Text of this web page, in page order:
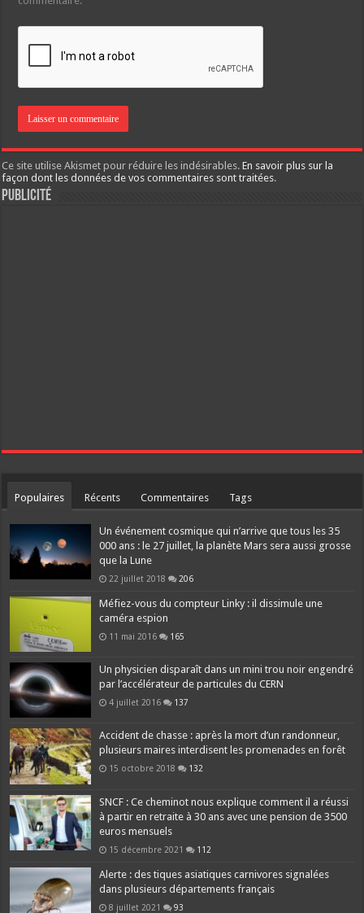
Ce site utilise Akismet pour réduire les indésirables.En savoir plus sur la
façon dont les données de vos commentaires sont traitées.
Publicité
Populaires Récents Commentaires Tags
Un événement cosmique qui n’arrive que tous les 35
000 ans : le 27 juillet, la planète Mars sera aussi grosse
que la Lune
22 juillet 2018 206
Méfiez-vous du compteur Linky : il dissimule une
caméra espion
11 mai 2016 165
Un physicien disparaît dans un mini trou noir engendré
par l’accélérateur de particules du CERN
4 juillet 2016 137
Accident de chasse : après la mort d’un randonneur,
plusieurs maires interdisent les promenades en forêt
15 octobre 2018 132
SNCF : Ce cheminot nous explique comment il a réussi
à partir en retraite à 30 ans avec une pension de 3500
euros mensuels
15 décembre 2021 112
Alerte : des tiques asiatiques carnivores signalées
dans plusieurs départements français
8 juillet 2021 93